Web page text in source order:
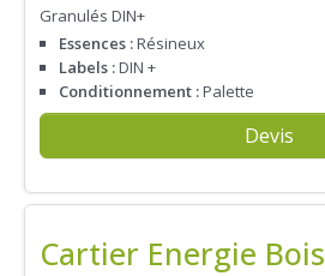
Granulés DIN+
Essences :Résineux
Labels :DIN +
Conditionnement :Palette
Devis
Cartier Energie Bois